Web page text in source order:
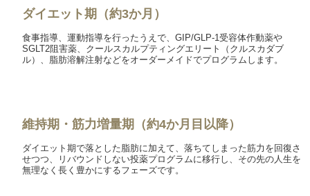
ダイエット期（約3か月）
食事指導、運動指導を行ったうえで、GIP/GLP-1受容体作動薬や
SGLT2阻害薬、クールスカルプティングエリート（クルスカダブ
ル）、脂肪溶解注射などをオーダーメイドでプログラムします。
維持期・筋力増量期（約4か月目以降）
ダイエット期で落とした脂肪に加えて、落ちてしまった筋力を回復さ
せつつ、リバウンドしない投薬プログラムに移行し、その先の人生を
無理なく長く豊かにするフェーズです。